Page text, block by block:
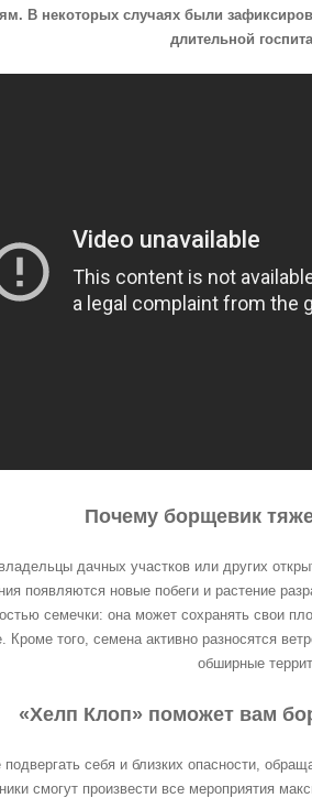
В некоторых случаях были
длительной
Почему борщевик
дачных участков или других
появляются новые побеги и растение
семечки: она может сохранять свои
Кроме того, семена активно разносятся
обширные
«Хелп Клоп» поможет вам
себя и близких опасности,
смогут произвести все мероприятия